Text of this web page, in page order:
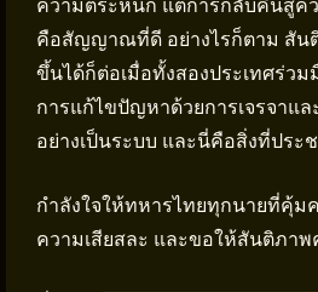
ความตระหนก แต่การกลับคืนสู่ค
คือสัญญาณที่ดี อย่างไรก็ตาม สันติ
ขึ้นได้ก็ต่อเมื่อทั้งสองประเทศร่วม
การแก้ไขปัญหาด้วยการเจรจาแ
อย่างเป็นระบบ และนี่คือสิ่งที่ประ
กำลังใจให้ทหารไทยทุกนายที่คุ้ม
ความเสียสละ และขอให้สันติภา